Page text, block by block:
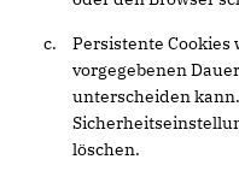
Persistente
vorgegebenen
unterscheiden
löschen.